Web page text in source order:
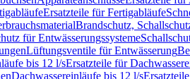
Ersatzteile für Fertigabläufe
Brandschutz,
für Entwässerungssysteme
Lüftungsventile für Entwässerung
bis 12 l/sErsatzteile für
Dachwassereinläufe bis 12 l/s